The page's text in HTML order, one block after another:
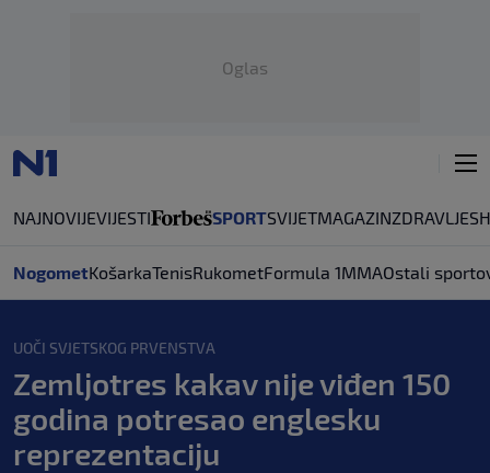
Oglas
NAJNOVIJEVIJESTI SPORTSVIJETMAGAZINZDRAVLJE
NogometKošarkaTenisRukometFormula 1MMAOstali
UOČI SVJETSKOG PRVENSTVA
Zemljotres kakav nije viđen 150
godina potresao englesku
reprezentaciju